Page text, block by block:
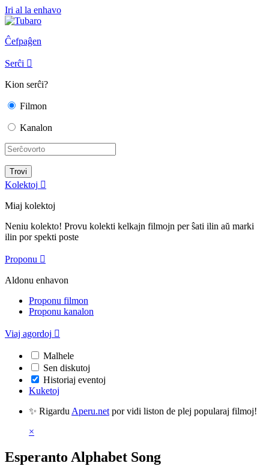
Iri al la enhavo
Ĉefpaĝen
Serĉi 
Kion serĉi?
Filmon
Kanalon
Kolektoj 
Miaj kolektoj
Neniu kolekto! Provu kolekti kelkajn filmojn per ŝati ilin aŭ marki
ilin por spekti poste
Proponu 
Aldonu enhavon
Proponu filmon
Proponu kanalon
Viaj agordoj 
Malhele
Sen diskutoj
Historiaj eventoj
Kuketoj
✨ Rigardu Aperu.net por vidi liston de plej popularaj filmoj!
×
Esperanto Alphabet Song